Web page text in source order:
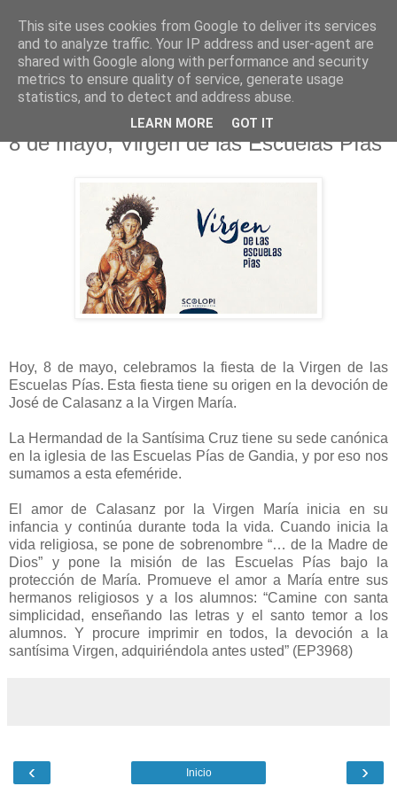
Hermandad de la
Santísima Cruz
8 de mayo, Virgen de las Escuelas Pías
Hoy, 8 de mayo, celebramos la fiesta de la Virgen de las
Escuelas Pías. Esta fiesta tiene su origen en la devoción de
José de Calasanz a la Virgen María.
La Hermandad de la Santísima Cruz tiene su sede canónica
en la iglesia de las Escuelas Pías de Gandia, y por eso nos
sumamos a esta efeméride.
El amor de Calasanz por la Virgen María inicia en su
infancia y continúa durante toda la vida. Cuando inicia la
vida religiosa, se pone de sobrenombre “… de la Madre de
Dios” y pone la misión de las Escuelas Pías bajo la
protección de María. Promueve el amor a María entre sus
hermanos religiosos y a los alumnos: “Camine con santa
simplicidad, enseñando las letras y el santo temor a los
alumnos. Y procure imprimir en todos, la devoción a la
santísima Virgen, adquiriéndola antes usted” (EP3968)
‹ ›
Inicio
This site uses cookies from Google to deliver its services
and to analyze traffic. Your IP address and user-agent are
shared with Google along with performance and security
metrics to ensure quality of service, generate usage
statistics, and to detect and address abuse.
LEARN MORE GOT IT